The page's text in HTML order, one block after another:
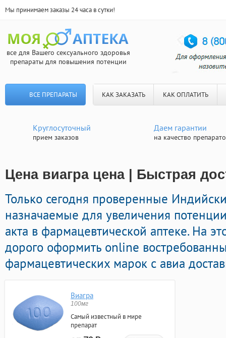
Мы принимаем заказы 24 часа в сутки!
все для Вашего сексуального здоровья
препараты для повышения потенции
ВСЕ ПРЕПАРАТЫ КАК ЗАКАЗАТЬ КАК ОПЛАТИТЬ
Круглосуточный
прием заказов
Даем гарантии
на качество
Цена виагра цена | Быстрая
Только сегодня проверенные
назначаемые для увеличения
акта в фармацевтической аптеке. На
дорого оформить online
фармацевтических марок с авиа
Виагра
100мг
Самый известный в мире
препарат